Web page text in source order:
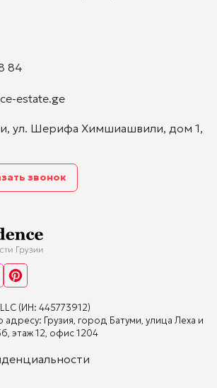
(ИН: 445773912)
Грузия, город Батуми, улица Леха и
этаж 12, офис 1204
84
estate.ge
ул. Шерифа Химшиашвили, дом 1,
звонок